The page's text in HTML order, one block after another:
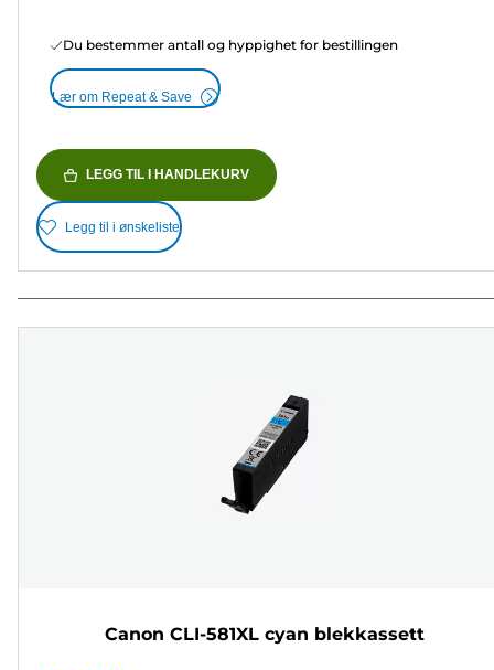
Du bestemmer antall og hyppighet for bestillingen
Lær om Repeat & Save
LEGG TIL I HANDLEKURV
Legg til i ønskeliste
Canon CLI-581XL cyan blekkassett